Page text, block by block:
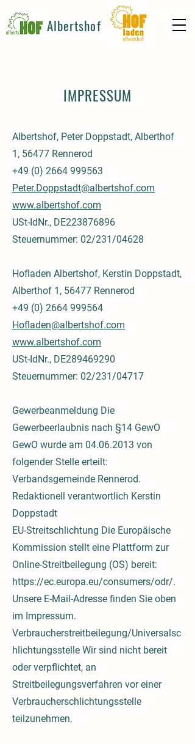
Albertshof
IMPRESSUM
Albertshof, Peter Doppstadt, Alberthof
1, 56477 Rennerod
+49 (0) 2664 999563
Peter.Doppstadt@albertshof.com
www.albertshof.com
USt-IdNr., DE223876896
Steuernummer: 02/231/04628
Hofladen Albertshof, Kerstin Doppstadt,
Alberthof 1, 56477 Rennerod
+49 (0) 2664 999564
Hofladen@albertshof.com
www.albertshof.com
USt-IdNr., DE289469290
Steuernummer: 02/231/04717
Gewerbeanmeldung Die
Gewerbeerlaubnis nach §14 GewO
GewO wurde am 04.06.2013 von
folgender Stelle erteilt:
Verbandsgemeinde Rennerod.
Redaktionell verantwortlich Kerstin
Doppstadt
EU-Streitschlichtung Die Europäische
Kommission stellt eine Plattform zur
Online-Streitbeilegung (OS) bereit:
https://ec.europa.eu/consumers/odr/.
Unsere E-Mail-Adresse finden Sie oben
im Impressum.
Verbraucherstreitbeilegung/Universalsc
hlichtungsstelle Wir sind nicht bereit
oder verpflichtet, an
Streitbeilegungsverfahren vor einer
Verbraucherschlichtungsstelle
teilzunehmen.